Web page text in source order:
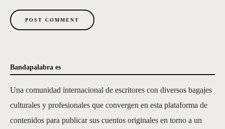
POST COMMENT
Bandapalabra es
Una comunidad internacional de escritores con diversos bagajes
culturales y profesionales que convergen en esta plataforma de
contenidos para publicar sus cuentos originales en torno a un